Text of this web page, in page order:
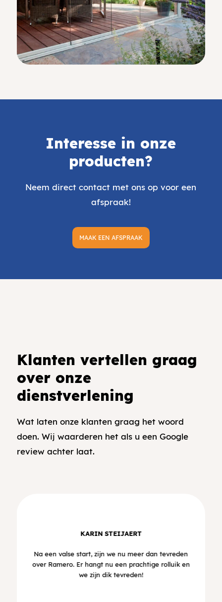
Interesse in onze
producten?
Neem direct contact met ons op voor een
afspraak!
MAAK EEN AFSPRAAK
Klanten vertellen graag
over onze
dienstverlening
Wat laten onze klanten graag het woord
doen. Wij waarderen het als u een Google
review achter laat.
KARIN STEIJAERT
Na een valse start, zijn we nu meer dan tevreden
over Ramero. Er hangt nu een prachtige rolluik en
we zijn dik tevreden!